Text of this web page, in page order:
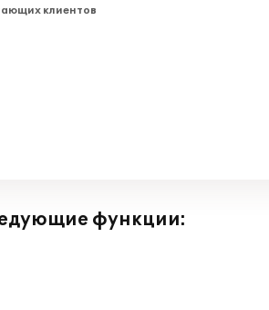
клиентов
функции: